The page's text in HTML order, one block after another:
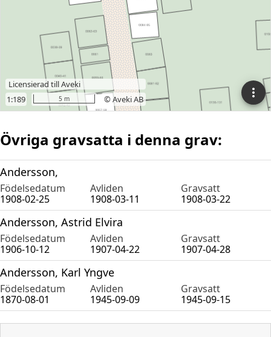
Övriga gravsatta i denna grav:
Andersson,
Födelsedatum Avliden
Gravsatt
1908-02-25
1908-03-11 1908-03-22
Andersson, Astrid Elvira
Födelsedatum Avliden
Gravsatt
1906-10-12
1907-04-22 1907-04-28
Andersson, Karl Yngve
Födelsedatum Avliden
Gravsatt
1870-08-01
1945-09-09 1945-09-15